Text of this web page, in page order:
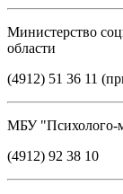
Министерство
области
(4912) 51 36 11
МБУ "Психолого-
(4912) 92 38 10